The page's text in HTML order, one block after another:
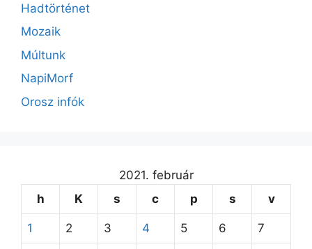
Hadtörténet
Mozaik
Múltunk
NapiMorf
Orosz infók
2021. február
h
K s c p s v
1 2 3 4 5 6 7